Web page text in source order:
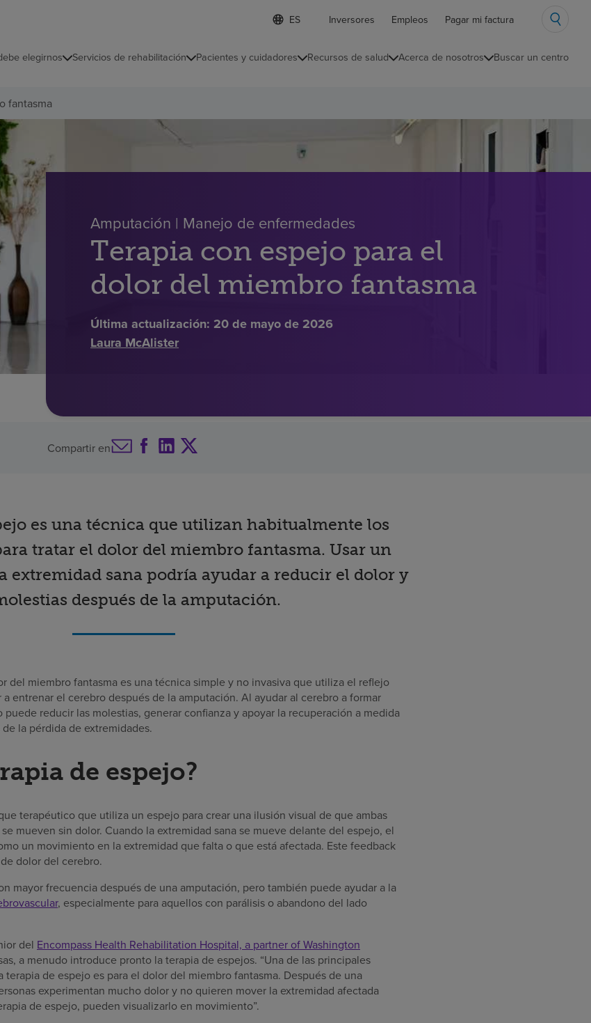
Lista
de
contraída
d
o
m
l
i
d
Inversores Empleos Pagar mi factura
elegirnos Servicios de rehabilitación Pacientes y cuidadores Recursos de salud Acerca de nosotros Buscar un centro
fantasma
Amputación | Manejo de enfermedades
Terapia con espejo para el
dolor del miembro fantasma
Última actualización: 20 de mayo de 2026
Laura McAlister
Compartir en
es una técnica que utilizan habitualmente los
tratar el dolor del miembro fantasma. Usar un
extremidad sana podría ayudar a reducir el dolor y
después de la amputación.
del miembro fantasma es una técnica simple y no invasiva que utiliza el reflejo
entrenar el cerebro después de la amputación. Al ayudar al cerebro a formar
puede reducir las molestias, generar confianza y apoyar la recuperación a medida
la pérdida de extremidades.
de espejo?
terapéutico que utiliza un espejo para crear una ilusión visual de que ambas
mueven sin dolor. Cuando la extremidad sana se mueve delante del espejo, el
un movimiento en la extremidad que falta o que está afectada. Este feedback
dolor del cerebro.
mayor frecuencia después de una amputación, pero también puede ayudar a la
, especialmente para aquellos con parálisis o abandono del lado
del Encompass Health Rehabilitation Hospital, a partner of Washington
a menudo introduce pronto la terapia de espejos. “Una de las principales
terapia de espejo es para el dolor del miembro fantasma. Después de una
experimentan mucho dolor y no quieren mover la extremidad afectada
de espejo, pueden visualizarlo en movimiento”.